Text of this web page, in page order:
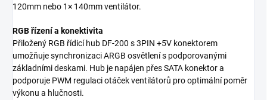
120mm nebo 1× 140mm ventilátor.
RGB řízení a konektivita
Přiložený RGB řídicí hub DF-200 s 3PIN +5V konektorem
umožňuje synchronizaci ARGB osvětlení s podporovanými
základními deskami. Hub je napájen přes SATA konektor a
podporuje PWM regulaci otáček ventilátorů pro optimální poměr
výkonu a hlučnosti.